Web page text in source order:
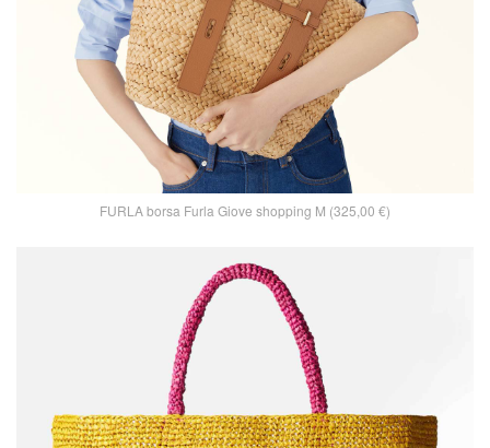
FURLA borsa Furla Giove shopping M (325,00 €)